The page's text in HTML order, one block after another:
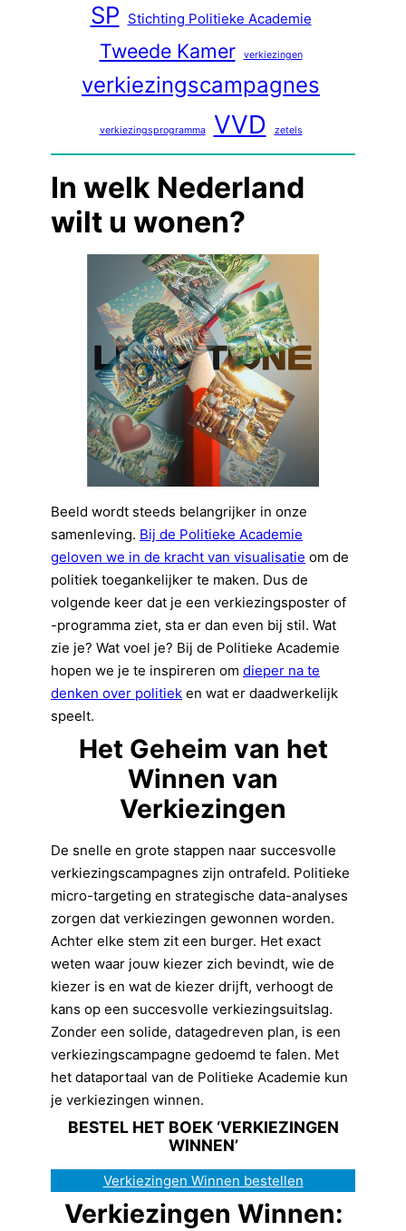
SP Stichting Politieke Academie
Tweede Kamer verkiezingen
verkiezingscampagnes
verkiezingsprogramma VVD zetels
In welk Nederland
wilt u wonen?
Beeld wordt steeds belangrijker in onze
samenleving. Bij de Politieke Academie
geloven we in de kracht van visualisatie om de
politiek toegankelijker te maken. Dus de
volgende keer dat je een verkiezingsposter of
-programma ziet, sta er dan even bij stil. Wat
zie je? Wat voel je? Bij de Politieke Academie
hopen we je te inspireren om dieper na te
denken over politiek en wat er daadwerkelijk
speelt.
Het Geheim van het
Winnen van
Verkiezingen
De snelle en grote stappen naar succesvolle
verkiezingscampagnes zijn ontrafeld. Politieke
micro-targeting en strategische data-analyses
zorgen dat verkiezingen gewonnen worden.
Achter elke stem zit een burger. Het exact
weten waar jouw kiezer zich bevindt, wie de
kiezer is en wat de kiezer drijft, verhoogt de
kans op een succesvolle verkiezingsuitslag.
Zonder een solide, datagedreven plan, is een
verkiezingscampagne gedoemd te falen. Met
het dataportaal van de Politieke Academie kun
je verkiezingen winnen.
BESTEL HET BOEK ‘VERKIEZINGEN
WINNEN’
Verkiezingen Winnen bestellen
Verkiezingen Winnen: